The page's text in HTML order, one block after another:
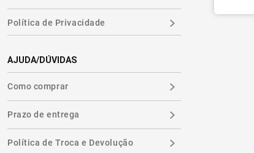
Política de Privacidade
AJUDA/DÚVIDAS
Como comprar
Prazo de entrega
Política de Troca e Devolução